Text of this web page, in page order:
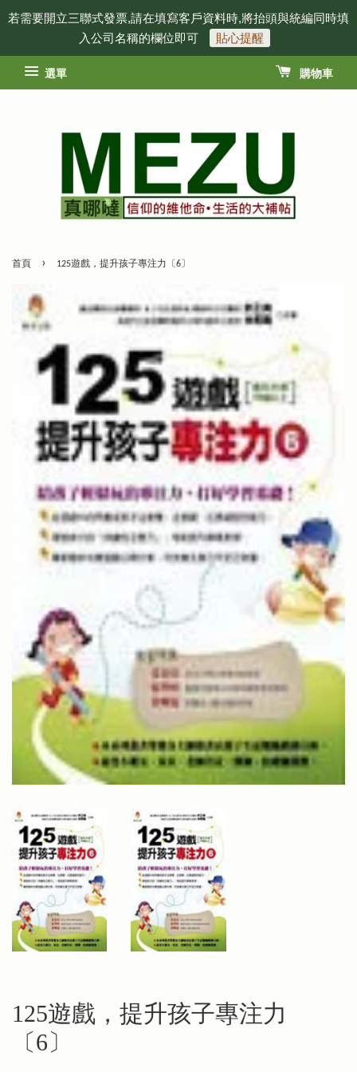
若需要開立三聯式發票,請在填寫客戶資料時,將抬頭與統編同時填
入公司名稱的欄位即可
貼心提醒
選單 購物車
首頁 › 125遊戲，提升孩子專注力〔6〕
125遊戲，提升孩子專注力
〔6〕